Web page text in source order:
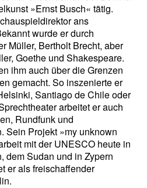
»Ernst Busch« tätig.
ans
wurde er durch
Müller, Bertholt Brecht, aber
Goethe und Shakespeare.
ihm auch über die Grenzen
gemacht. So inszenierte er
Santiago de Chile oder
arbeitet er auch
Rundfunk und
Sein Projekt »my unknown
mit der UNESCO heute in
dem Sudan und in Zypern
er als freischaffender